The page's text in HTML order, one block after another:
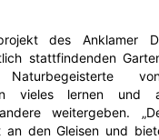
des Anklamer
stattfindenden
Naturbegeisterte
vieles lernen und
weitergeben.
den Gleisen und